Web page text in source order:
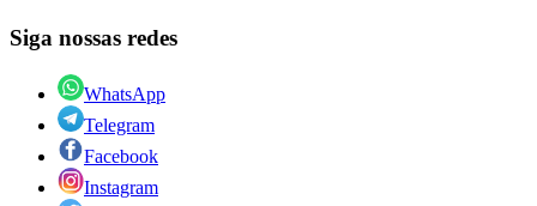
Siga nossas redes
WhatsApp
Telegram
Facebook
Instagram